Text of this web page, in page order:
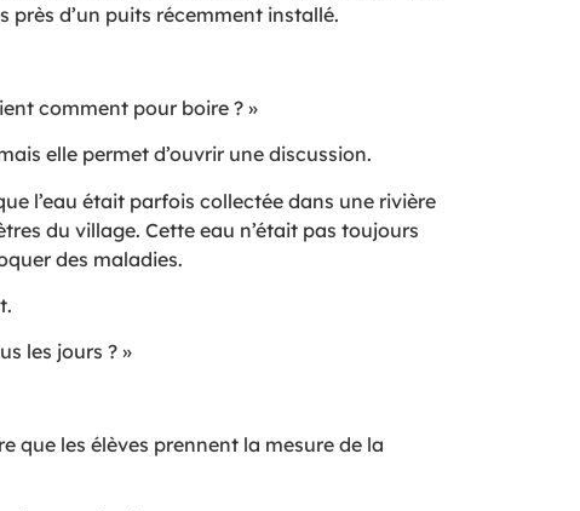
près d’un puits récemment installé.
comment pour boire ? »
elle permet d’ouvrir une discussion.
l’eau était parfois collectée dans une rivière
du village. Cette eau n’était pas toujours
des maladies.
les jours ? »
que les élèves prennent la mesure de la